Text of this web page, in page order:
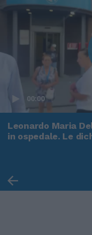
00:00
Leonardo Maria
in ospedale. Le